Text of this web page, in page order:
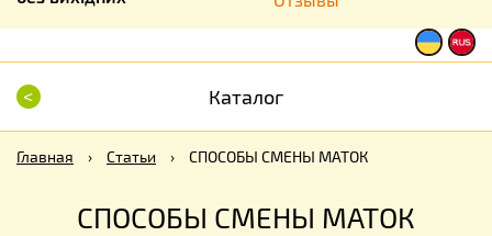
< Каталог
Главная › Статьи › СПОСОБЫ СМЕНЫ МАТОК
СПОСОБЫ СМЕНЫ МАТОК